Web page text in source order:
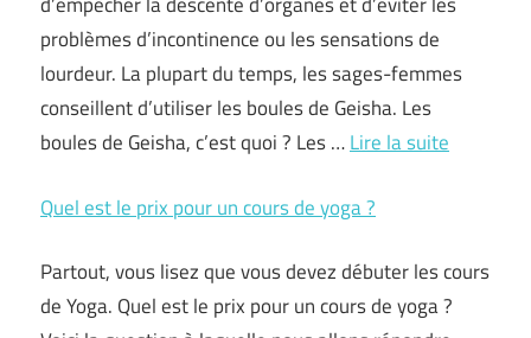
problèmes d’incontinence ou les sensations de
lourdeur. La plupart du temps, les sages-femmes
conseillent d’utiliser les boules de Geisha. Les
boules de Geisha, c’est quoi ? Les …Lire la suite
Quel est le prix pour un cours de yoga ?
Partout, vous lisez que vous devez débuter les cours
de Yoga. Quel est le prix pour un cours de yoga ?